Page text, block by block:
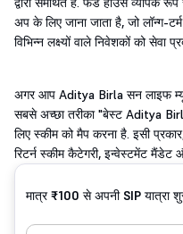
अप के लिए जाना जाता है, जो लॉन्ग-
विभिन्न लक्ष्यों वाले निवेशकों को सेवा
अगर आप Aditya Birla सन लाइफ
सबसे अच्छा तरीका "बेस्ट Aditya
लिए स्कीम को मैप करना है. इसी
रिटर्न स्कीम कैटेगरी, इन्वेस्टमेंट मैंडेट
मात्र ₹100 से अपनी SIP यात्रा